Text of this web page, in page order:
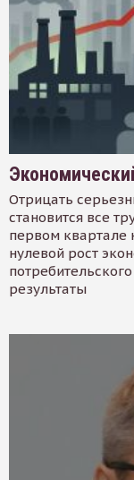
Отрицать
становится все
первом квартале
нулевой рост
результаты